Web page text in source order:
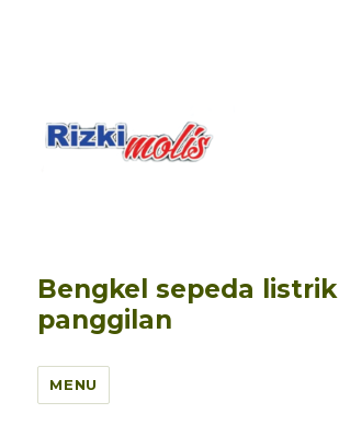
Bengkel sepeda listrik
panggilan
MENU